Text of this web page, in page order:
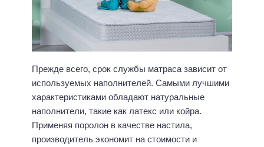
Прежде всего, срок службы матраса зависит от
используемых наполнителей. Самыми лучшими
характеристиками обладают натуральные
наполнители, такие как латекс или койра.
Применяя поролон в качестве настила,
производитель экономит на стоимости и